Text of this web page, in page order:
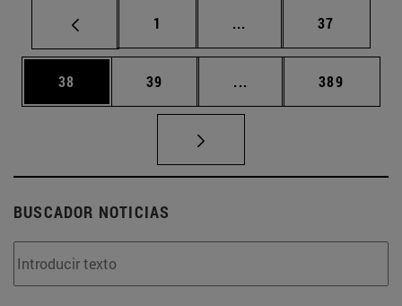
Página
1 ... Páginas intermedias
Página
37
Página
38 Página
39 ... Páginas intermedias
Página
389
BUSCADOR NOTICIAS